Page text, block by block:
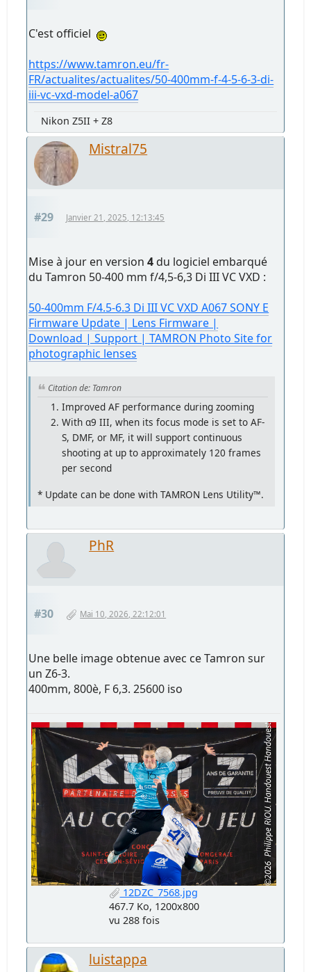
C'est officiel
https://www.tamron.eu/fr-
FR/actualites/actualites/50-400mm-f-4-5-6-3-di-
iii-vc-vxd-model-a067
Nikon Z5II + Z8
Mistral75
#29 Janvier 21, 2025, 12:13:45
Mise à jour en version4 du logiciel embarqué
du Tamron 50-400 mm f/4,5-6,3 Di III VC VXD :
50-400mm F/4.5-6.3 Di III VC VXD A067 SONY E
Firmware Update | Lens Firmware |
Download | Support | TAMRON Photo Site for
photographic lenses
Citation de: Tamron
Improved AF performance during zooming
With α9 III, when its focus mode is set to AF-
S, DMF, or MF, it will support continuous
shooting at up to approximately 120 frames
per second
* Update can be done with TAMRON Lens Utility™.
PhR
#30 Mai 10, 2026, 22:12:01
Une belle image obtenue avec ce Tamron sur
un Z6-3.
400mm, 800è, F 6,3. 25600 iso
12DZC_7568.jpg
467.7 Ko, 1200x800
vu 288 fois
luistappa